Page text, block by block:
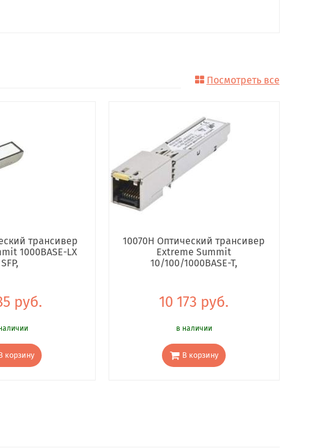
Посмотреть все
трансивер
1000BASE-LX
SFP,
руб.
корзину
10070H Оптический трансивер
Extreme Summit
10/100/1000BASE-T,
10 173 руб.
в наличии
В корзину